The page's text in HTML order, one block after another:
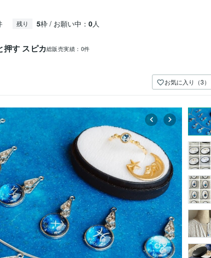
残り 5枠 / お願い中： 0人
押す スピカ総販売実績： 0件
お気に入り（3）